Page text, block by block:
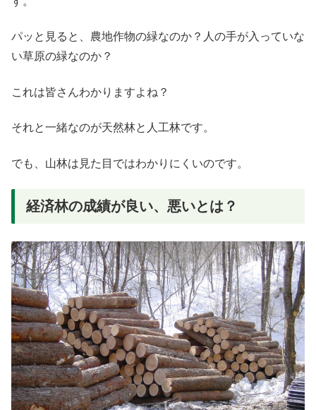
パッと見ると、農地作物の緑なのか？人の手が入っていな
い草原の緑なのか？
これは皆さんわかりますよね？
それと一緒なのが天然林と人工林です。
でも、山林は見た目ではわかりにくいのです。
経済林の成績が良い、悪いとは？